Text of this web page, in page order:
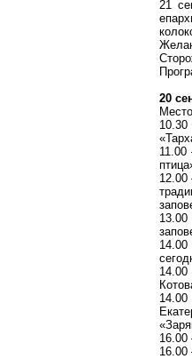
21
20
11.00
12.00
14.00
16.00
16.00